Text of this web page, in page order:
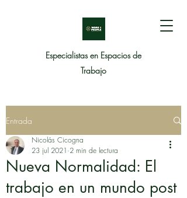
Especialistas en Espacios de
Trabajo
Entrada
Nueva Normalidad: El
trabajo en un mundo post
Nicolás Cicogna
23 jul 2021 2 min de lectura